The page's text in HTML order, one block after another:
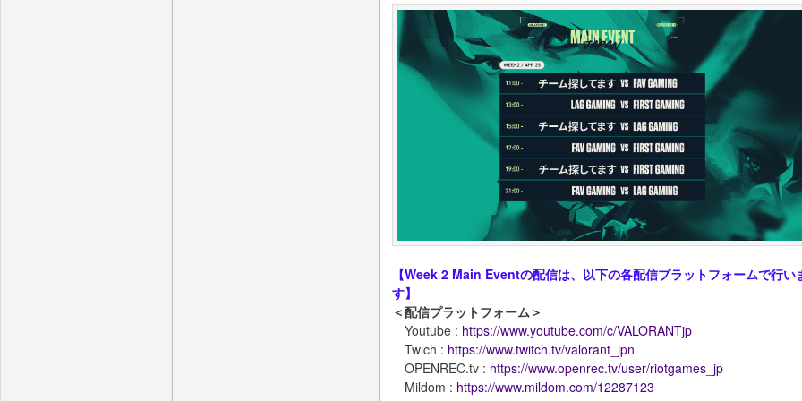
【Week 2 Main Eventの配信は、以下の各配信プラットフォームで行い
す】
＜配信プラットフォーム＞
Youtube : https://www.youtube.com/c/VALORANTjp
Twich : https://www.twitch.tv/valorant_jpn
OPENREC.tv : https://www.openrec.tv/user/riotgames_jp
Mildom : https://www.mildom.com/12287123